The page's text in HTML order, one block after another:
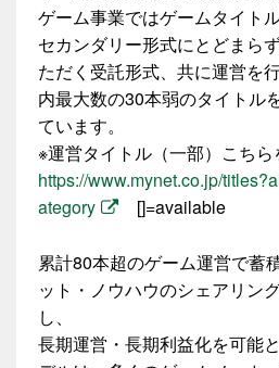
ゲーム事業ではゲームタイト
セカンダリー形式にとどまら
ただく受託形式、共に運営を
内最大数の30本弱のタイトル
ています。
※運営タイトル（一部）こち
https://www.mynet.co.jp/
ategory
[]=available
累計80本超のゲーム運営で蓄
ット・ノウハウのシェアリン
し、
長期運営・長期利益化を可能